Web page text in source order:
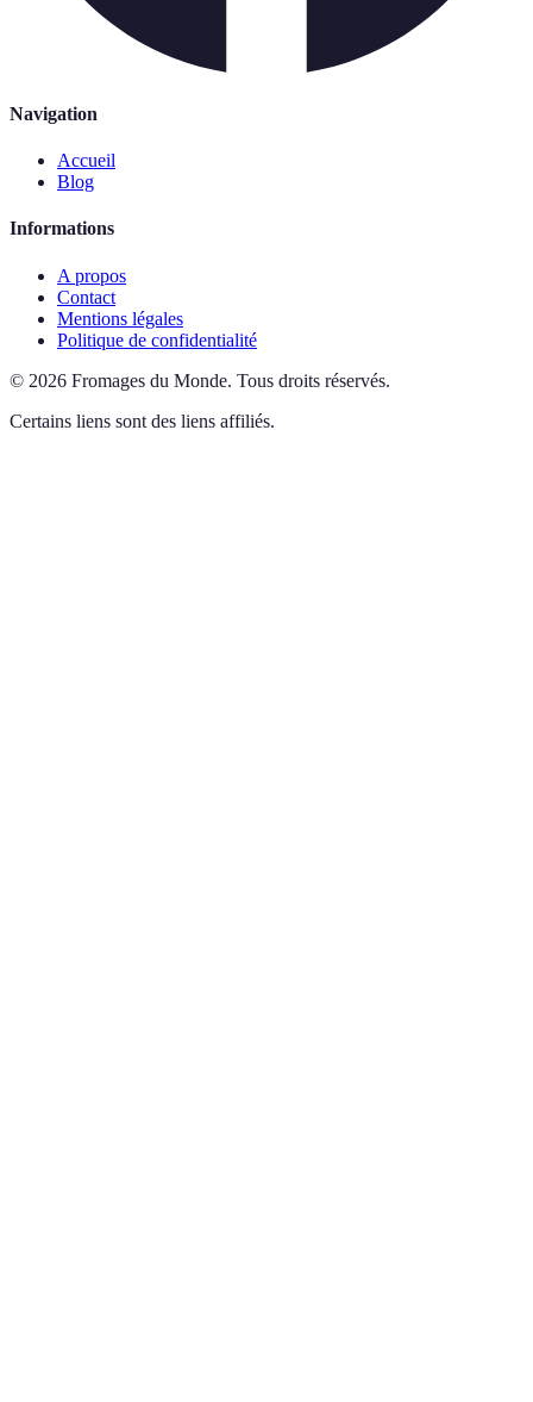
Navigation
Accueil
Blog
Informations
A propos
Contact
Mentions légales
Politique de confidentialité
© 2026 Fromages du Monde. Tous droits réservés.
Certains liens sont des liens affiliés.